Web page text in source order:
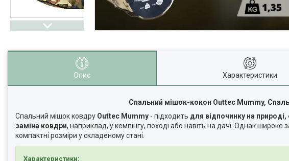
Опис Характеристики
Спальний мішок-кокон Outtec Mummy,
Спальний мішок ковдру Outtec Mummy - підходить для відпочинку на природі,
заміна ковдри, наприклад, у кемпінгу, поході або навіть на дачі. Однак широке
компактні розміри у складеному стані.
Характеристики: